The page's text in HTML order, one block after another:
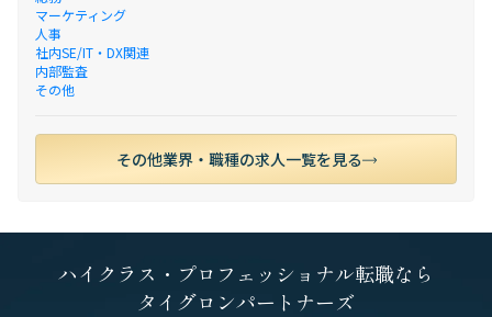
マーケティング
人事
社内SE/IT・DX関連
内部監査
その他
その他業界・職種の求人一覧を見る
ハイクラス・プロフェッショナル転職なら
タイグロンパートナーズ